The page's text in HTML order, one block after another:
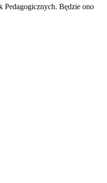
Pedagogicznych. Będzie ono